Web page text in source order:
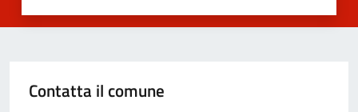
Contatta il comune